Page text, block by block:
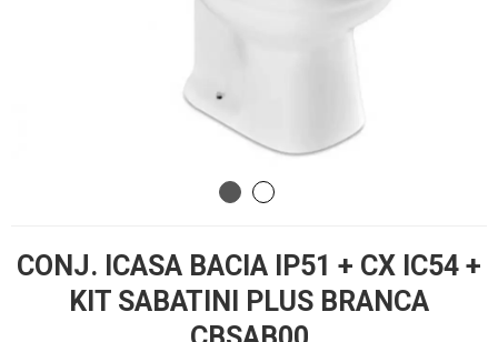
CONJ. ICASA BACIA IP51 + CX IC54 +
KIT SABATINI PLUS BRANCA